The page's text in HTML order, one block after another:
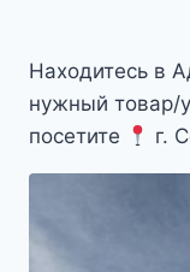
Находитесь в
нужный товар/
посетите
г.